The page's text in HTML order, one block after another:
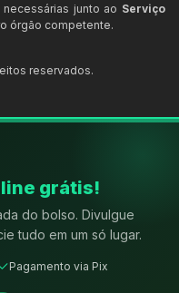
junto ao Serviço
órgão competente.
reservados.
grátis!
do bolso. Divulgue
tudo em um só lugar.
Pagamento via Pix